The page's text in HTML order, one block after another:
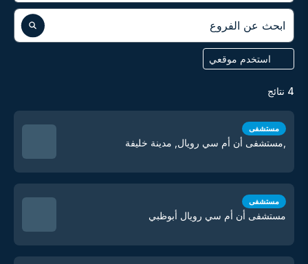
ابحث عن الفروع
استخدم موقعي
4 نتائج
مستشفى
,مستشفى أن أم سي رويال, مدينة خليفة
مستشفى
مستشفى أن أم سي رويال أبوظبي